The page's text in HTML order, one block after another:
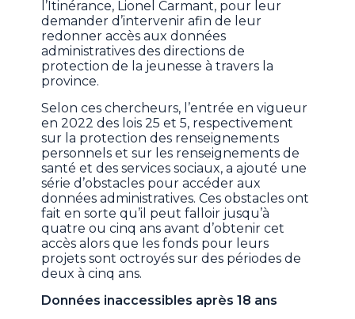
l’Itinérance, Lionel Carmant, pour leur
demander d’intervenir afin de leur
redonner accès aux données
administratives des directions de
protection de la jeunesse à travers la
province.
Selon ces chercheurs, l’entrée en vigueur
en 2022 des lois 25 et 5, respectivement
sur la protection des renseignements
personnels et sur les renseignements de
santé et des services sociaux, a ajouté une
série d’obstacles pour accéder aux
données administratives. Ces obstacles ont
fait en sorte qu’il peut falloir jusqu’à
quatre ou cinq ans avant d’obtenir cet
accès alors que les fonds pour leurs
projets sont octroyés sur des périodes de
deux à cinq ans.
Données inaccessibles après 18 ans